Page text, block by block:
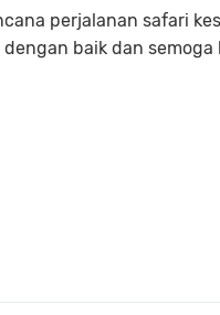
perjalanan safari
baik dan